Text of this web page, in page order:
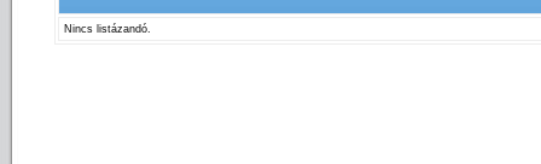
Nincs listázandó.